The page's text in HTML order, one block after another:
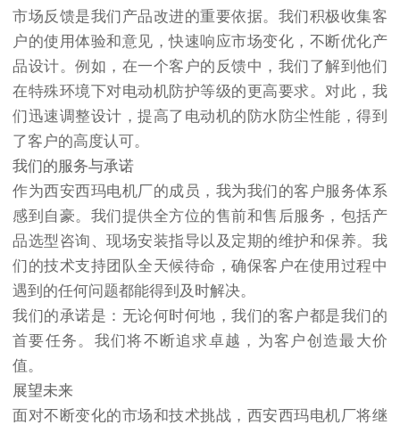
市场反馈是我们产品改进的重要依据。我们积极收集客
户的使用体验和意见，快速响应市场变化，不断优化产
品设计。例如，在一个客户的反馈中，我们了解到他们
在特殊环境下对电动机防护等级的更高要求。对此，我
们迅速调整设计，提高了电动机的防水防尘性能，得到
了客户的高度认可。
我们的服务与承诺
作为西安西玛电机厂的成员，我为我们的客户服务体系
感到自豪。我们提供全方位的售前和售后服务，包括产
品选型咨询、现场安装指导以及定期的维护和保养。我
们的技术支持团队全天候待命，确保客户在使用过程中
遇到的任何问题都能得到及时解决。
我们的承诺是：无论何时何地，我们的客户都是我们的
首要任务。我们将不断追求卓越，为客户创造最大价
值。
展望未来
面对不断变化的市场和技术挑战，西安西玛电机厂将继